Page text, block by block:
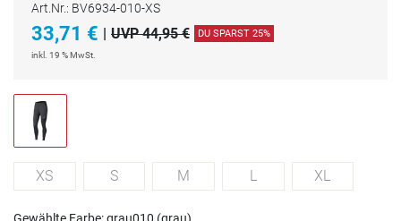
Art.Nr.: BV6934-010-XS
33,71 € | UVP 44,95 € DU SPARST 25%
inkl. 19 % MwSt.
XS S M L XL